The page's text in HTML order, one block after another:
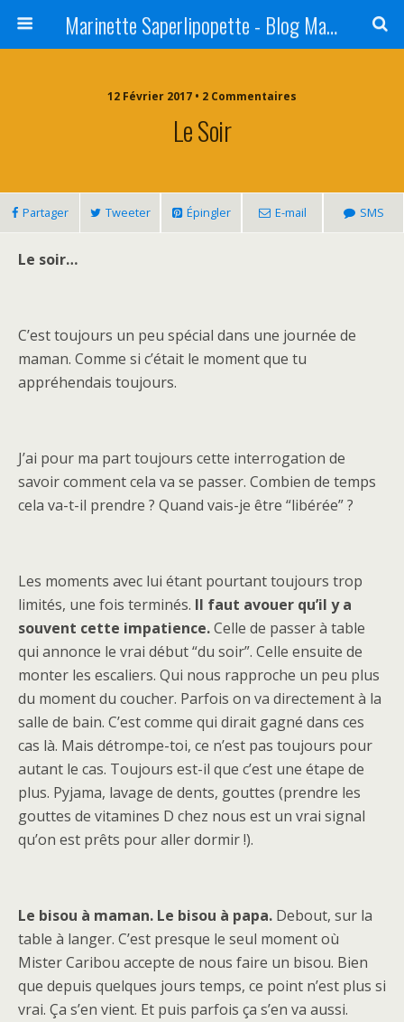
Marinette Saperlipopette - Blog Maman Angers Lifestyle - Ex Expat Montréal
12 Février 2017 • 2 Commentaires
Le Soir
Partager Tweeter Épingler E-mail SMS
Le soir…
C’est toujours un peu spécial dans une journée de
maman. Comme si c’était le moment que tu
appréhendais toujours.
J’ai pour ma part toujours cette interrogation de
savoir comment cela va se passer. Combien de temps
cela va-t-il prendre ? Quand vais-je être “libérée” ?
Les moments avec lui étant pourtant toujours trop
limités, une fois terminés. Il faut avouer qu’il y a
souvent cette impatience.Celle de passer à table
qui annonce le vrai début “du soir”. Celle ensuite de
monter les escaliers. Qui nous rapproche un peu plus
du moment du coucher. Parfois on va directement à la
salle de bain. C’est comme qui dirait gagné dans ces
cas là. Mais détrompe-toi, ce n’est pas toujours pour
autant le cas. Toujours est-il que c’est une étape de
plus. Pyjama, lavage de dents, gouttes (prendre les
gouttes de vitamines D chez nous est un vrai signal
qu’on est prêts pour aller dormir !).
Le bisou à maman. Le bisou à papa. Debout, sur la
table à langer. C’est presque le seul moment où
Mister Caribou accepte de nous faire un bisou. Bien
que depuis quelques jours temps, ce point n’est plus si
vrai. Ça s’en vient. Et puis parfois ça s’en va aussi.